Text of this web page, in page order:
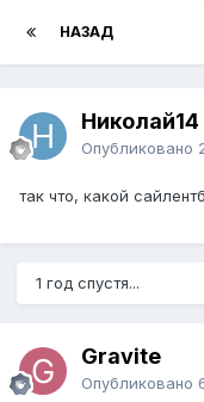
НАЗАД
Николай14
Опубликовано
так что, какой
1 год спустя...
Gravite
Опубликовано